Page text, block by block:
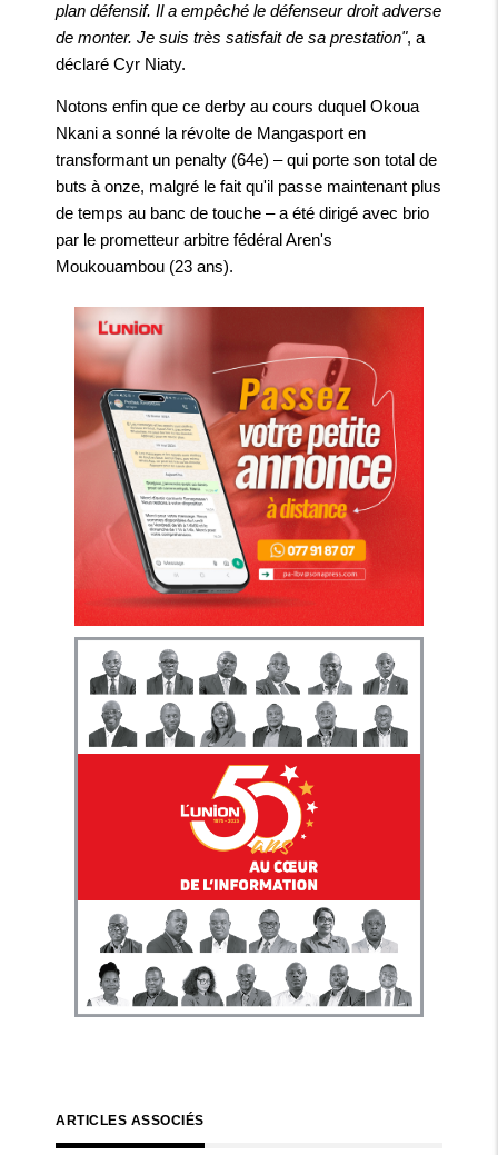
plan défensif. Il a empêché le défenseur droit adverse
de monter. Je suis très satisfait de sa prestation", a
déclaré Cyr Niaty.
Notons enfin que ce derby au cours duquel Okoua
Nkani a sonné la révolte de Mangasport en
transformant un penalty (64e) – qui porte son total de
buts à onze, malgré le fait qu'il passe maintenant plus
de temps au banc de touche – a été dirigé avec brio
par le prometteur arbitre fédéral Aren's
Moukouambou (23 ans).
ARTICLES ASSOCIÉS